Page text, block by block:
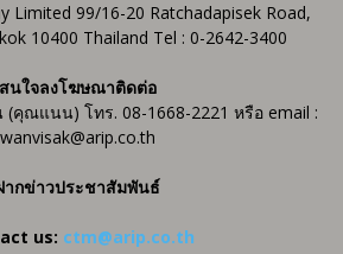
Limited 99/16-20 Ratchadapisek Road,
10400 Thailand Tel : 0-2642-3400
สนใจลงโฆษณาติดต่อ
ณแนน) โทร. 08-1668-2221 หรือ email :
wanvisak@arip.co.th
ากข่าวประชาสัมพันธ์
us: ctm@arip.co.th